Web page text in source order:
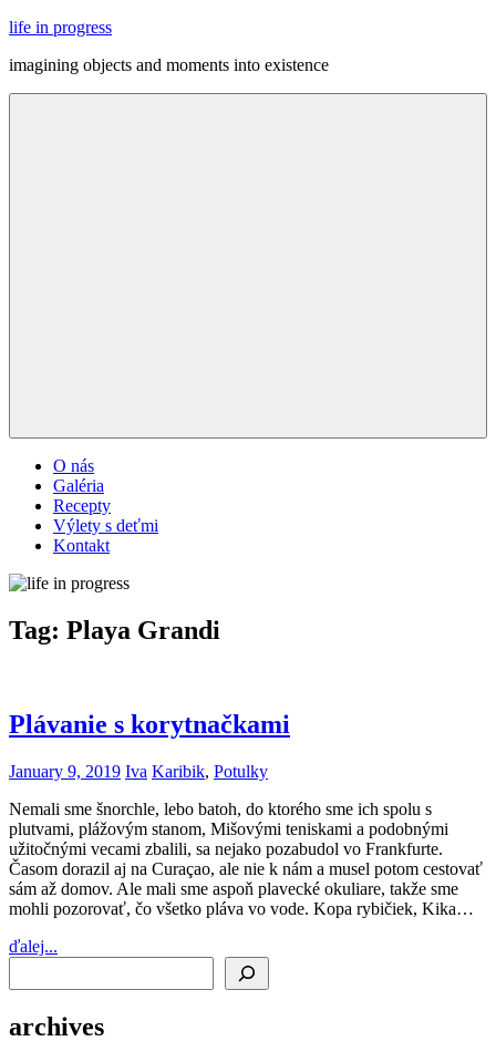
Skip
content
life in progress
imagining objects and moments into existence
O nás
Galéria
Recepty
Výlety s deťmi
Kontakt
Tag: Playa Grandi
Plávanie s korytnačkami
January 9, 2019 Iva Karibik, Potulky
Nemali sme šnorchle, lebo batoh, do ktorého sme ich spolu s
plutvami, plážovým stanom, Mišovými teniskami a podobnými
užitočnými vecami zbalili, sa nejako pozabudol vo Frankfurte.
Časom dorazil aj na Curaçao, ale nie k nám a musel potom cestovať
sám až domov. Ale mali sme aspoň plavecké okuliare, takže sme
mohli pozorovať, čo všetko pláva vo vode. Kopa rybičiek, Kika…
ďalej...
archives